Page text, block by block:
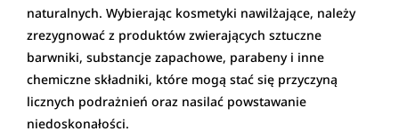
naturalnych. Wybierając kosmetyki nawilżające, należy
zrezygnować z produktów zwierających sztuczne
barwniki, substancje zapachowe, parabeny i inne
chemiczne składniki, które mogą stać się przyczyną
licznych podrażnień oraz nasilać powstawanie
niedoskonałości.